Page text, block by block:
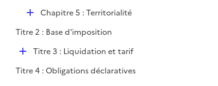
D
p
l
e
Chapitre 5 : Territorialité
Titre 2 : Base d'imposition
D
p
Titre 3 : Liquidation et tarif
Titre 4 : Obligations déclaratives